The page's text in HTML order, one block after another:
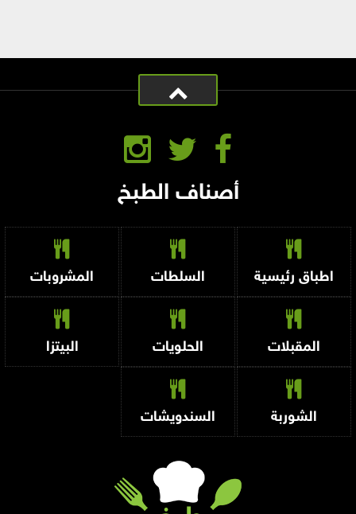
أصناف الطبخ
اطباق رئيسية السلطات المشروبات
المقبلات الحلويات البيتزا
الشوربة السندويشات